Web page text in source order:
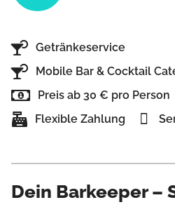
Getränkeservice
Mobile Bar & Cocktail
Preis ab 30 € pro Person
Flexible Zahlung
Dein Barkeeper –